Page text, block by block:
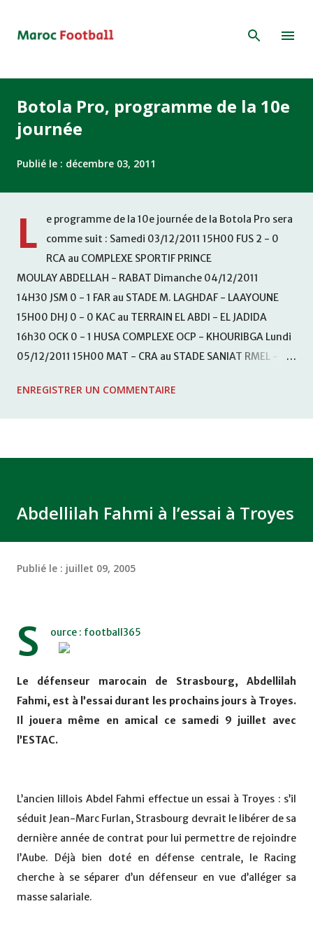
Botola Pro, programme de la 10e
journée
Publié le : décembre 03, 2011
L
e programme de la 10e journée de la Botola Pro sera
comme suit : Samedi 03/12/2011 15H00 FUS 2 - 0
RCA au COMPLEXE SPORTIF PRINCE
MOULAY ABDELLAH - RABAT Dimanche 04/12/2011
14H30 JSM 0 - 1 FAR au STADE M. LAGHDAF - LAAYOUNE
15H00 DHJ 0 - 0 KAC au TERRAIN EL ABDI - EL JADIDA
16h30 OCK 0 - 1 HUSA COMPLEXE OCP - KHOURIBGA Lundi
05/12/2011 15H00 MAT - CRA au STADE SANIAT RMEL -
KHEMISET Mardi 06/12/2011 15H00 WAF - OCS au
ENREGISTRER UN COMMENTAIRE
Abdellilah Fahmi à l’essai à Troyes
Publié le : juillet 09, 2005
S ource : football365
Le défenseur marocain de Strasbourg, Abdellilah
Fahmi, est à l’essai durant les prochains jours à Troyes.
Il jouera même en amical ce samedi 9 juillet avec
l’ESTAC.
L’ancien lillois Abdel Fahmi effectue un essai à Troyes : s’il
séduit Jean-Marc Furlan, Strasbourg devrait le libérer de sa
dernière année de contrat pour lui permettre de rejoindre
l’Aube. Déjà bien doté en défense centrale, le Racing
cherche à se séparer d’un défenseur en vue d’alléger sa
masse salariale.